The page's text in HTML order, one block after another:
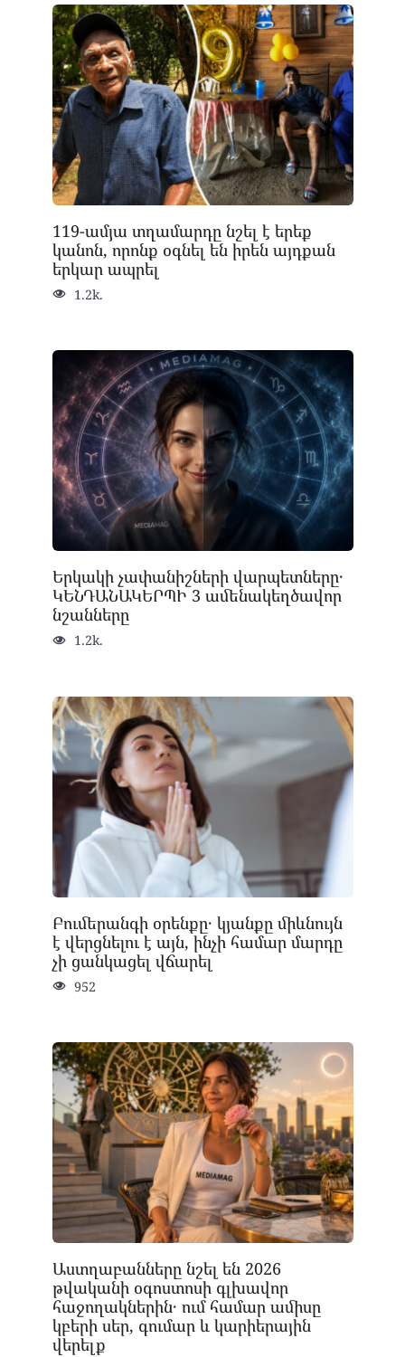
119-ամյա տղամարդը նշել է երեք
կանոն, որոնք օգնել են իրեն այդքան
երկար ապրել
1.2k.
Երկակի չափանիշների վարպետները․
ԿԵՆԴԱՆԱԿԵՐՊԻ 3 ամենակեղծավոր
նշանները
1.2k.
Բումերանգի օրենքը․ կյանքը միևնույն
է վերցնելու է այն, ինչի համար մարդը
չի ցանկացել վճարել
952
Աստղաբանները նշել են 2026
թվականի օգոստոսի գլխավոր
հաջողակներին․ ում համար ամիսը
կբերի սեր, գումար և կարիերային
վերելք